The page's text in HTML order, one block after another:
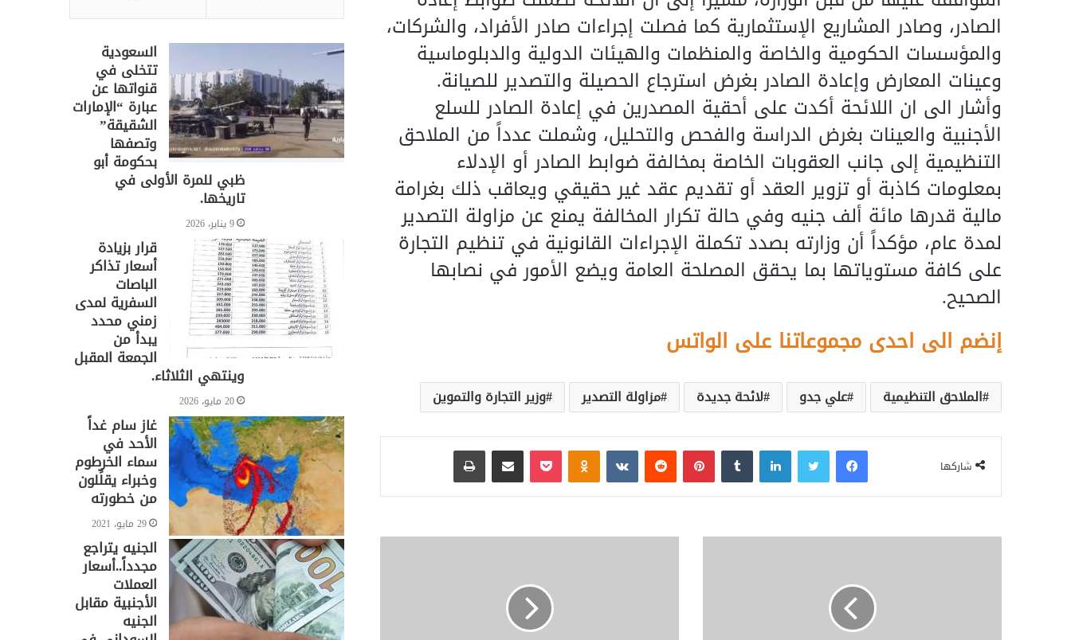
الصادر، وصادر المشاريع الإستثمارية كما فصلت إجراءات صادر الأفراد، والشركات،
والمؤسسات الحكومية والخاصة والمنظمات والهيئات الدولية والدبلوماسية
وعينات المعارض وإعادة الصادر بغرض استرجاع الحصيلة والتصدير للصيانة.
وأشار الى ان اللائحة أكدت على أحقية المصدرين في إعادة الصادر للسلع
الأجنبية والعينات بغرض الدراسة والفحص والتحليل، وشملت عدداً من الملاحق
التنظيمية إلى جانب العقوبات الخاصة بمخالفة ضوابط الصادر أو الإدلاء
بمعلومات كاذبة أو تزوير العقد أو تقديم عقد غير حقيقي ويعاقب ذلك بغرامة
مالية قدرها مائة ألف جنيه وفي حالة تكرار المخالفة يمنع عن مزاولة التصدير
لمدة عام، مؤكداً أن وزارته بصدد تكملة الإجراءات القانونية في تنظيم التجارة
على كافة مستوياتها بما يحقق المصلحة العامة ويضع الأمور في نصابها
الصحيح.
إنضم الى احدى مجموعاتنا على الواتس
الملاحق التنظيمية علي جدو لائحة جديدة مزاولة التصدير وزير التجارة والتموين
شاركها
فيسبوك لينكدإن بينتيريست بوكيت
السعودية
تتخلى في
قنواتها عن
عبارة “الإمارات
الشقيقة”
وتصفها
بحكومة أبو
ظبي للمرة الأولى في
تاريخها.
9 يناير، 2026
قرار بزيادة
أسعار تذاكر
الباصات
السفرية لمدى
زمني محدد
يبدأ من
الجمعة المقبل
وينتهي الثلاثاء.
20 مايو، 2026
غاز سام غداً
الأحد في
سماء الخرطوم
وخبراء يقلِّلون
من خطورته
29 مايو، 2021
الجنيه يتراجع
مجدداً..أسعار
العملات
الأجنبية مقابل
الجنيه